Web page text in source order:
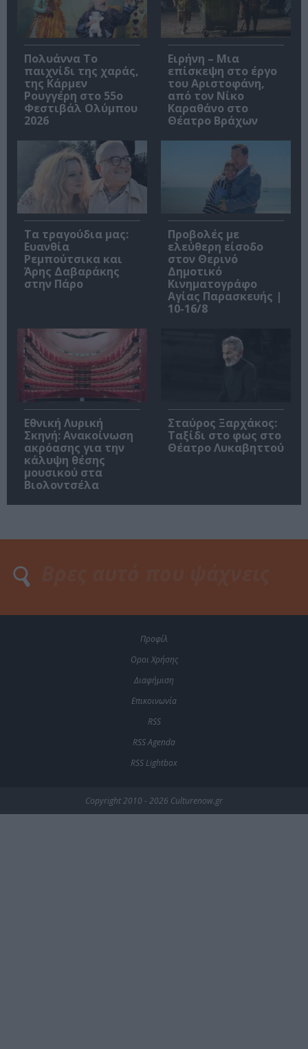
Πολυάννα Το
παιχνίδι της χαράς,
της Κάρμεν
Ρουγγέρη στο 55ο
Φεστιβάλ Ολύμπου
2026
Ειρήνη – Μια
επίσκεψη στο έργο
του Αριστοφάνη,
από τον Νίκο
Καραθάνο στο
Θέατρο Βράχων
Τα τραγούδια μας:
Ευανθία
Ρεμπούτσικα και
Άρης Δαβαράκης
στην Πάρο
Προβολές με
ελεύθερη είσοδο
στον Θερινό
Δημοτικό
Κινηματογράφο
Αγίας Παρασκευής |
10-16/8
Εθνική Λυρική
Σκηνή: Ανακοίνωση
ακρόασης για την
κάλυψη θέσης
μουσικού στα
Βιολοντσέλα
Σταύρος Ξαρχάκος:
Ταξίδι στο φως στο
Θέατρο Λυκαβηττού
Προφίλ
Οροι Χρήσης
Διαφήμιση
Επικοινωνία
RSS
RSS Agenda
RSS Lightbox
Copyright 2010 - 2026 Culturenow.gr